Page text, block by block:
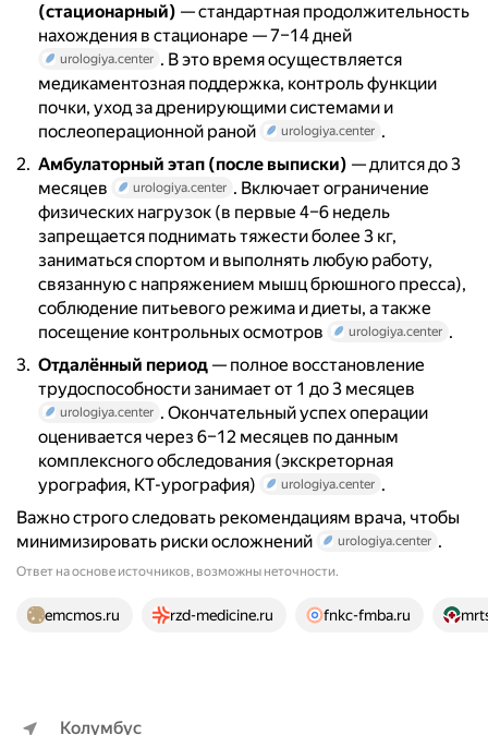
(стационарный) — стандартная продолжительность
нахождения в стационаре — 7–14 дней
urologiya.center . В это время осуществляется
медикаментозная поддержка, контроль функции
почки, уход за дренирующими системами и
послеоперационной раной
urologiya.center .
Амбулаторный этап (после выписки) — длится до 3
месяцев
urologiya.center . Включает ограничение
физических нагрузок (в первые 4–6 недель
запрещается поднимать тяжести более 3 кг,
заниматься спортом и выполнять любую работу,
связанную с напряжением мышц брюшного пресса),
соблюдение питьевого режима и диеты, а также
посещение контрольных осмотров
urologiya.center .
Отдалённый период — полное восстановление
трудоспособности занимает от 1 до 3 месяцев
urologiya.center . Окончательный успех операции
оценивается через 6–12 месяцев по данным
комплексного обследования (экскреторная
урография, КТ-урография)
urologiya.center .
Важно строго следовать рекомендациям врача, чтобы
минимизировать риски осложнений
urologiya.center .
Ответ на основе источников, возможны неточности.
24 источника
emcmos.ru rzd-medicine.ru fnkc-fmba.ru
Колумбус